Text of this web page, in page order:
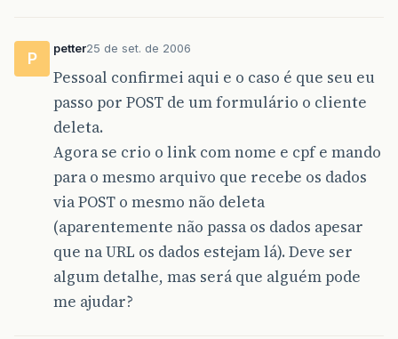
P
petter25 de set. de 2006
Pessoal confirmei aqui e o caso é que seu eu
passo por POST de um formulário o cliente
deleta.
Agora se crio o link com nome e cpf e mando
para o mesmo arquivo que recebe os dados
via POST o mesmo não deleta
(aparentemente não passa os dados apesar
que na URL os dados estejam lá). Deve ser
algum detalhe, mas será que alguém pode
me ajudar?